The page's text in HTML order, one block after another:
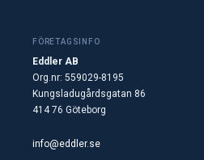
FÖRETAGSINFO
Eddler AB
Org.nr: 559029-8195
Kungsladugårdsgatan 86
414 76 Göteborg
info@eddler.se